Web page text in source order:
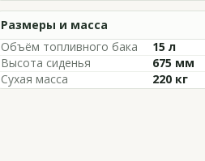
Размеры и масса
Объём топливного бака
15 л
Высота сиденья
675 мм
Сухая масса
220 кг